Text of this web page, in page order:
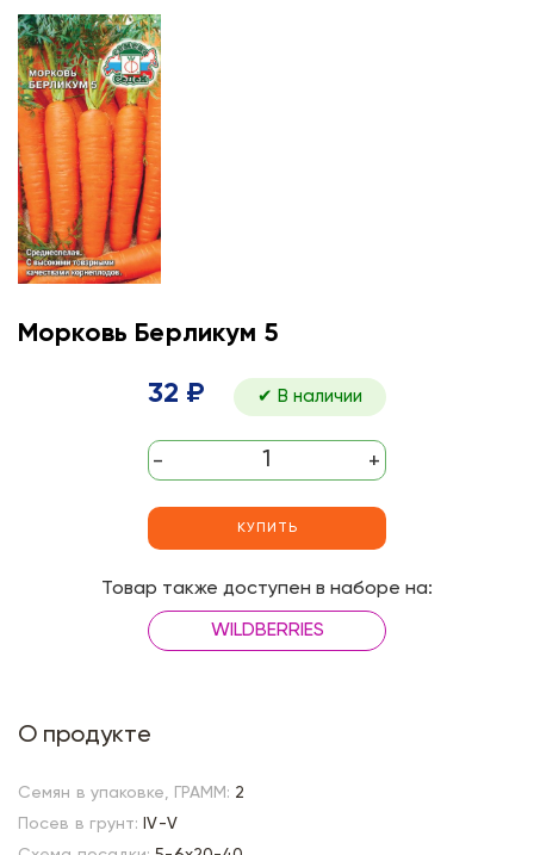
Морковь Берликум 5
32 ₽ ✔ В наличии
- +
КУПИТЬ
Товар также доступен в наборе на:
WILDBERRIES
О продукте
Семян в упаковке, ГРАММ: 2
Посев в грунт: IV-V